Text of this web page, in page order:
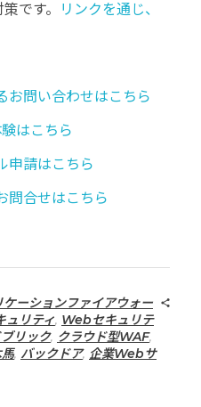
です。
リンクを通じ、
お問い合わせはこちら
はこちら
申請はこちら
問合せはこちら
ーションファイアウォー
リティ, Webセキュリテ
リック, クラウド型WAF,
, バックドア, 企業Webサ